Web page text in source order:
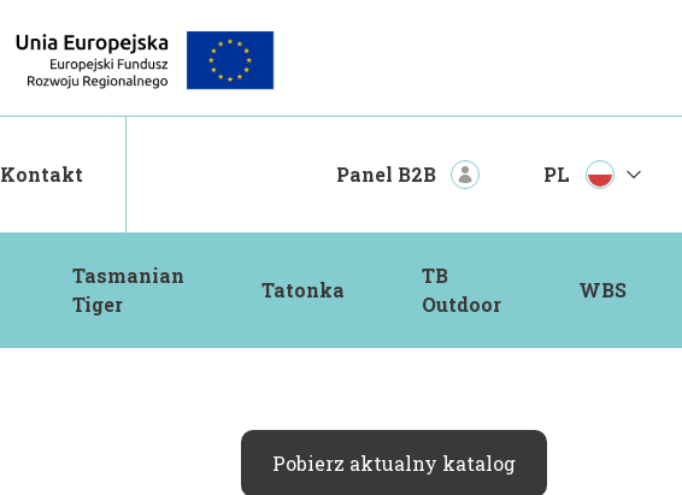
Kontakt Panel B2B PL
Tasmanian
Tiger
Tatonka
TB
Outdoor
WBS
Pobierz aktualny katalog